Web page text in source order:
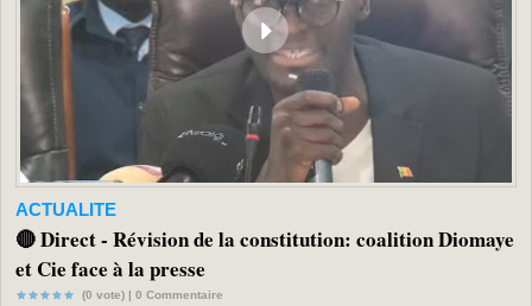
ACTUALITE
🔴 Direct - Révision de la constitution: coalition Diomaye
et Cie face à la presse
(0 vote) | 0 Commentaire